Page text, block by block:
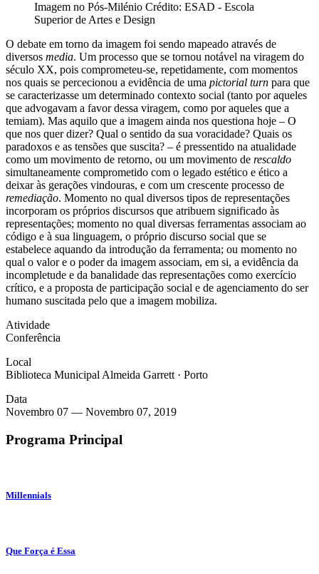
Imagem no Pós-Milénio Crédito: ESAD - Escola
Superior de Artes e Design
O debate em torno da imagem foi sendo mapeado através de
diversos media. Um processo que se tornou notável na viragem do
século XX, pois comprometeu-se, repetidamente, com momentos
nos quais se percecionou a evidência de uma pictorial turn para que
se caracterizasse um determinado contexto social (tanto por aqueles
que advogavam a favor dessa viragem, como por aqueles que a
temiam). Mas aquilo que a imagem ainda nos questiona hoje – O
que nos quer dizer? Qual o sentido da sua voracidade? Quais os
paradoxos e as tensões que suscita? – é pressentido na atualidade
como um movimento de retorno, ou um movimento de rescaldo
simultaneamente comprometido com o legado estético e ético a
deixar às gerações vindouras, e com um crescente processo de
remediação. Momento no qual diversos tipos de representações
incorporam os próprios discursos que atribuem significado às
representações; momento no qual diversas ferramentas associam ao
código e à sua linguagem, o próprio discurso social que se
estabelece aquando da introdução da ferramenta; ou momento no
qual o valor e o poder da imagem associam, em si, a evidência da
incompletude e da banalidade das representações como exercício
crítico, e a proposta de participação social e de agenciamento do ser
humano suscitada pelo que a imagem mobiliza.
Atividade
Conferência
Local
Biblioteca Municipal Almeida Garrett · Porto
Data
Novembro 07 — Novembro 07, 2019
Programa Principal
Millennials
Que Força é Essa